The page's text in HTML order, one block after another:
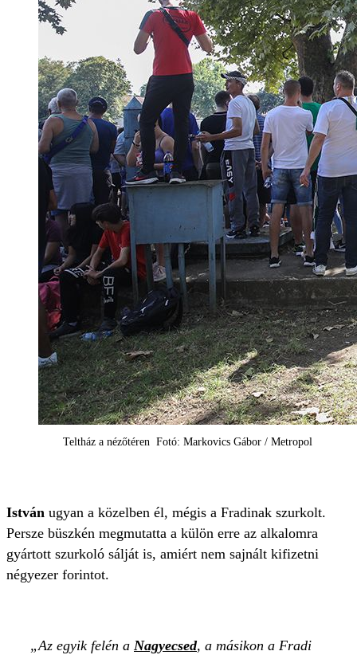
Teltház a nézőtéren Fotó: Markovics Gábor / Metropol
István ugyan a közelben él, mégis a Fradinak szurkolt.
Persze büszkén megmutatta a külön erre az alkalomra
gyártott szurkoló sálját is, amiért nem sajnált kifizetni
négyezer forintot.
Az egyik felén a Nagyecsed, a másikon a Fradi